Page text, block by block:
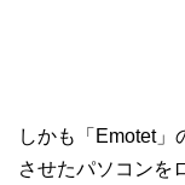
しかも「Emotet」
させたパソコンを